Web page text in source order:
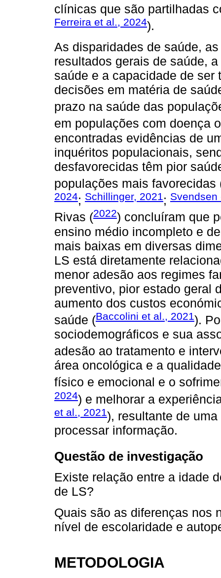
clínicas que são partilhadas
Ferreira et al., 2024).
As disparidades de saúde,
resultados gerais de saúde,
saúde e a capacidade de ser
decisões em matéria de
prazo na saúde das
em populações com doença
encontradas evidências de
inquéritos populacionais,
desfavorecidas têm pior
populações mais favorecidas
2024; Schillinger, 2021; Svendsen
Rivas (2022) concluíram que
ensino médio incompleto e
mais baixas em diversas
LS está diretamente
menor adesão aos regimes
preventivo, pior estado geral
aumento dos custos
saúde (Baccolini et al., 2021).
sociodemográficos e sua
adesão ao tratamento e
área oncológica e a
físico e emocional e o
2024) e melhorar a
et al., 2021), resultante de
processar informação.
Questão de investigação
Existe relação entre a idade
de LS?
Quais são as diferenças nos
nível de escolaridade e
METODOLOGIA